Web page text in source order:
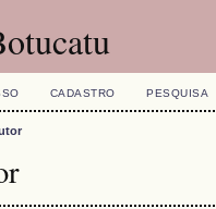
CADASTRO PESQUISA